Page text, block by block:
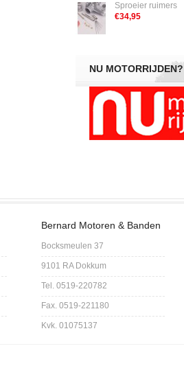
Sproeier ruimers
€34,95
NU MOTORRIJDEN?
Bernard Motoren & Banden
Bocksmeulen 37
9101 RA Dokkum
Tel. 0519-220782
Fax. 0519-221180
Kvk. 01075137